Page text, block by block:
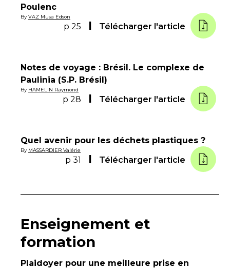
Poulenc
By VAZ Musa Edson
p 25 Télécharger l'article
Notes de voyage : Brésil. Le complexe de
Paulinia (S.P. Brésil)
By HAMELIN Raymond
p 28 Télécharger l'article
Quel avenir pour les déchets plastiques ?
By MASSARDIER Valérie
p 31 Télécharger l'article
Enseignement et
formation
Plaidoyer pour une meilleure prise en